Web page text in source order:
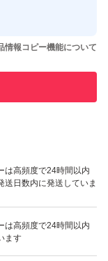
ん。
た実績があります
あります
は高頻度で24時間以内
送日数内に発送していま
は高頻度で24時間以内
ます
情報コピー機能について
いいね！
5,200